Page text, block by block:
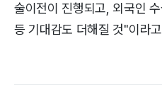
술이전이 진행되고, 외국인
등 기대감도 더해질 것"이라